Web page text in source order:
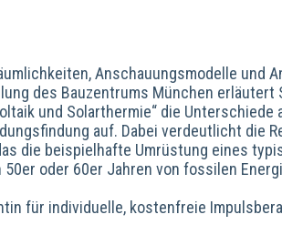
Anschauungsmodelle und
des Bauzentrums München erläutert
und Solarthermie“ die Unterschiede
auf. Dabei verdeutlicht die
die beispielhafte Umrüstung eines
oder 60er Jahren von fossilen
für individuelle, kostenfreie